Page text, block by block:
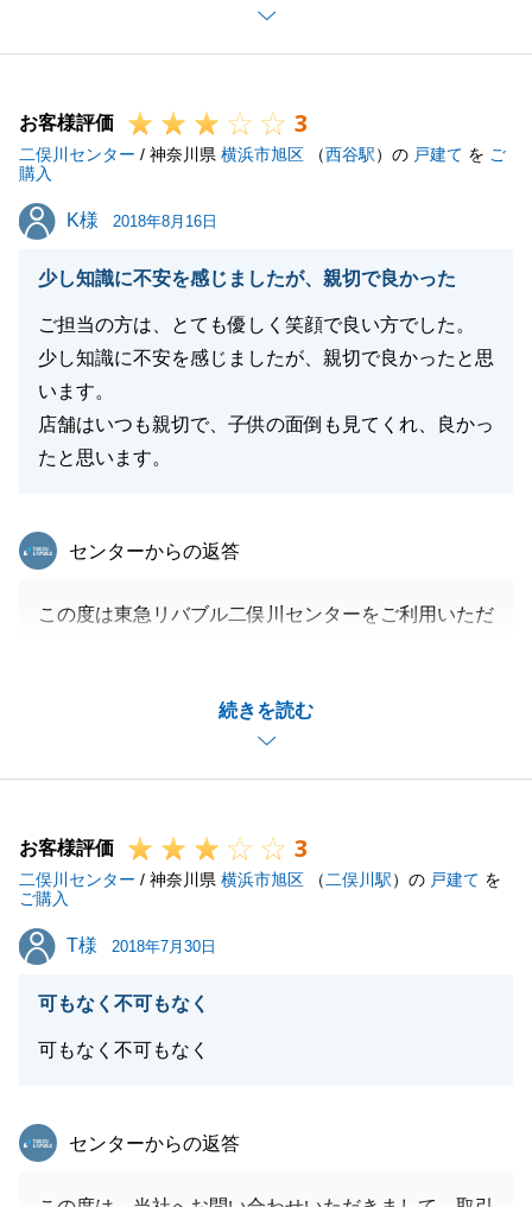
売却結果にもご満足して頂きとてもうれしいです。
せて頂いたお時間も短くさみしさも感じております。
これからも末永く宜しくお願い致します。
今後ともお役に立てることがございましたらいつでも
お声掛け下さい。
閉じる
お客様評価 3
二俣川センター / 神奈川県 横浜市旭区 （西谷駅）の 戸建て を ご
購入
K様
K様 2018年8月16日
少し知識に不安を感じましたが、親切で良かった
ご担当の方は、とても優しく笑顔で良い方でした。
少し知識に不安を感じましたが、親切で良かったと思
います。
店舗はいつも親切で、子供の面倒も見てくれ、良かっ
たと思います。
続きを読む
東急リバブル
センターからの返答
この度は東急リバブル二俣川センターをご利用いただ
契約からお引渡まで半年ほどのお付き合いになりまし
その中で、私の知識不足、経験不足でご迷惑をおかけ
さりました。もっと勉強し、お客様を幸せにできるよ
うに成長していかなければいけないと強く感じまし
た。
また、K様が新居での新しいご生活をみなさんで楽し
これからも何かお困りのことがございましたら、いつ
でもご連絡頂きたいと思います。
お客様評価 3
二俣川センター / 神奈川県 横浜市旭区 （ 二俣川駅）の 戸建て を
ご購入
T様
T様 2018年7月30日
可もなく不可もなく
可もなく不可もなく
東急リバブル
センターからの返答